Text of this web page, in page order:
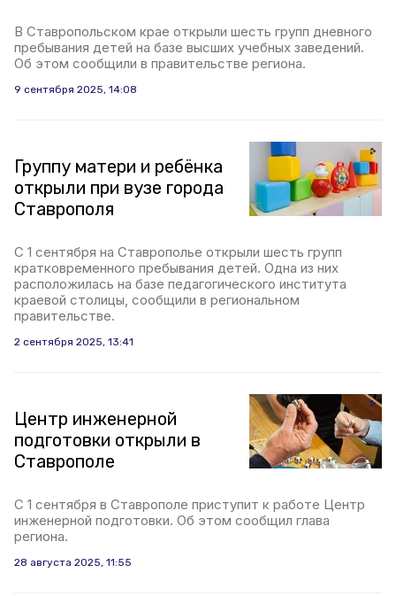
В Ставропольском крае открыли шесть групп дневного
пребывания детей на базе высших учебных заведений.
Об этом сообщили в правительстве региона.
9 сентября 2025, 14:08
Группу матери и ребёнка
открыли при вузе города
Ставрополя
С 1 сентября на Ставрополье открыли шесть групп
кратковременного пребывания детей. Одна из них
расположилась на базе педагогического института
краевой столицы, сообщили в региональном
правительстве.
2 сентября 2025, 13:41
Центр инженерной
подготовки открыли в
Ставрополе
С 1 сентября в Ставрополе приступит к работе Центр
инженерной подготовки. Об этом сообщил глава
региона.
28 августа 2025, 11:55